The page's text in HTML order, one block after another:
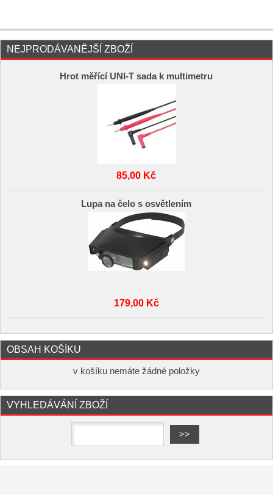
NEJPRODÁVANĚJŠÍ ZBOŽÍ
Hrot měřící UNI-T sada k multimetru
85,00 Kč
Lupa na čelo s osvětlením
179,00 Kč
OBSAH KOŠÍKU
v košíku nemáte žádné položky
VYHLEDÁVÁNÍ ZBOŽÍ